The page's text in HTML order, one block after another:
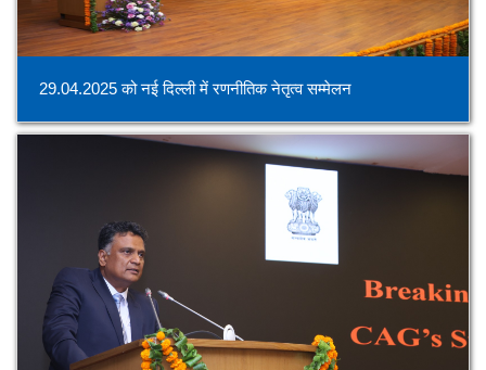
29.04.2025 को नई दिल्ली में रणनीतिक नेतृत्व सम्मेलन